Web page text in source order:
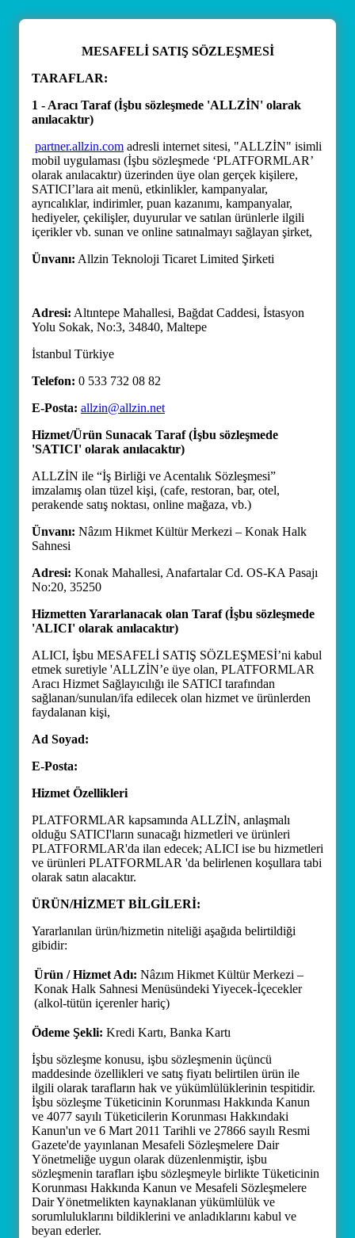
MESAFELİ SATIŞ SÖZLEŞMESİ
TARAFLAR:
1 - Aracı Taraf (İşbu sözleşmede 'ALLZİN' olarak
anılacaktır)
partner.allzin.com adresli internet sitesi, "ALLZİN" isimli
mobil uygulaması (İşbu sözleşmede ‘PLATFORMLAR’
olarak anılacaktır) üzerinden üye olan gerçek kişilere,
SATICI’lara ait menü, etkinlikler, kampanyalar,
ayrıcalıklar, indirimler, puan kazanımı, kampanyalar,
hediyeler, çekilişler, duyurular ve satılan ürünlerle ilgili
içerikler vb. sunan ve online satınalmayı sağlayan şirket,
Ünvanı: Allzin Teknoloji Ticaret Limited Şirketi
Adresi: Altıntepe Mahallesi, Bağdat Caddesi, İstasyon
Yolu Sokak, No:3, 34840, Maltepe
İstanbul Türkiye
Telefon: 0 533 732 08 82
E-Posta: allzin@allzin.net
Hizmet/Ürün Sunacak Taraf (İşbu sözleşmede
'SATICI' olarak anılacaktır)
ALLZİN ile “İş Birliği ve Acentalık Sözleşmesi”
imzalamış olan tüzel kişi, (cafe, restoran, bar, otel,
perakende satış noktası, online mağaza, vb.)
Ünvanı: Nâzım Hikmet Kültür Merkezi – Konak Halk
Sahnesi
Adresi: Konak Mahallesi, Anafartalar Cd. OS-KA Pasajı
No:20, 35250
Hizmetten Yararlanacak olan Taraf (İşbu sözleşmede
'ALICI' olarak anılacaktır)
ALICI, İşbu MESAFELİ SATIŞ SÖZLEŞMESİ’ni kabul
etmek suretiyle 'ALLZİN’e üye olan, PLATFORMLAR
Aracı Hizmet Sağlayıcılığı ile SATICI tarafından
sağlanan/sunulan/ifa edilecek olan hizmet ve ürünlerden
faydalanan kişi,
Ad Soyad:
E-Posta:
Hizmet Özellikleri
PLATFORMLAR kapsamında ALLZİN, anlaşmalı
olduğu SATICI'ların sunacağı hizmetleri ve ürünleri
PLATFORMLAR'da ilan edecek; ALICI ise bu hizmetleri
ve ürünleri PLATFORMLAR 'da belirlenen koşullara tabi
olarak satın alacaktır.
ÜRÜN/HİZMET BİLGİLERİ:
Yararlanılan ürün/hizmetin niteliği aşağıda belirtildiği
gibidir:
Ürün / Hizmet Adı: Nâzım Hikmet Kültür Merkezi –
Konak Halk Sahnesi Menüsündeki Yiyecek-İçecekler
(alkol-tütün içerenler hariç)
Ödeme Şekli: Kredi Kartı, Banka Kartı
İşbu sözleşme konusu, işbu sözleşmenin üçüncü
maddesinde özellikleri ve satış fiyatı belirtilen ürün ile
ilgili olarak tarafların hak ve yükümlülüklerinin tespitidir.
İşbu sözleşme Tüketicinin Korunması Hakkında Kanun
ve 4077 sayılı Tüketicilerin Korunması Hakkındaki
Kanun'un ve 6 Mart 2011 Tarihli ve 27866 sayılı Resmi
Gazete'de yayınlanan Mesafeli Sözleşmelere Dair
Yönetmeliğe uygun olarak düzenlenmiştir, işbu
sözleşmenin tarafları işbu sözleşmeyle birlikte Tüketicinin
Korunması Hakkında Kanun ve Mesafeli Sözleşmelere
Dair Yönetmelikten kaynaklanan yükümlülük ve
sorumluluklarını bildiklerini ve anladıklarını kabul ve
beyan ederler.